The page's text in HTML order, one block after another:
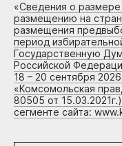
«Сведения о размере
размещению на
размещения
период
Государственную
Российской
18 – 20 сентября
«Комсомольская
80505 от
сегменте сайта: